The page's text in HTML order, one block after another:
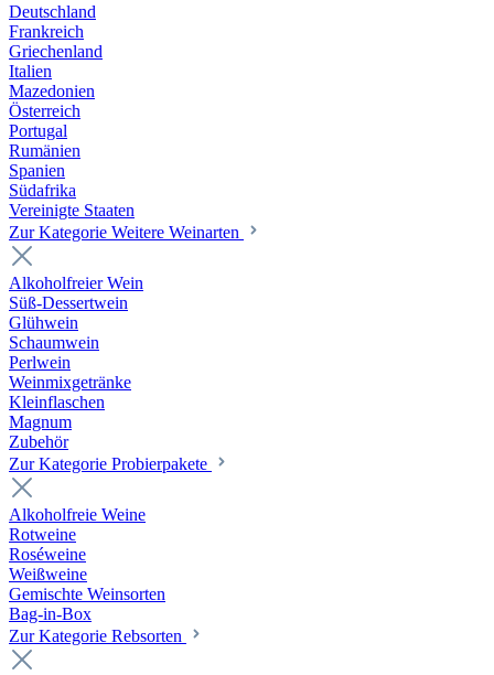
Deutschland
Frankreich
Griechenland
Italien
Mazedonien
Österreich
Portugal
Rumänien
Spanien
Südafrika
Vereinigte Staaten
Zur Kategorie Weitere Weinarten
Alkoholfreier Wein
Süß-Dessertwein
Glühwein
Schaumwein
Perlwein
Weinmixgetränke
Kleinflaschen
Magnum
Zubehör
Zur Kategorie Probierpakete
Alkoholfreie Weine
Rotweine
Roséweine
Weißweine
Gemischte Weinsorten
Bag-in-Box
Zur Kategorie Rebsorten